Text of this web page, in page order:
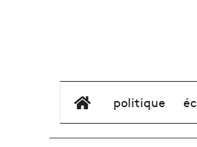
élément de menu
politique